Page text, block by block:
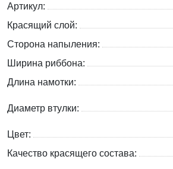
Артикул:
Красящий слой:
Сторона напыления:
Ширина риббона:
Длина намотки:
Диаметр втулки:
Цвет:
Качество красящего состава: